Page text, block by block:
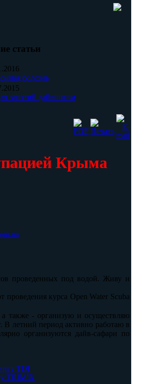
статьи
болезнь
занятий дайвингом
Крыма
проведенных под водой. Живу и
курса Open Water Scuba
а также - организую и осуществляю
В летний период активно работаю в
организуются дайв-сафари по